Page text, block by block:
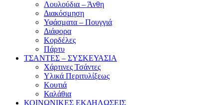
Λουλούδια – Άνθη
Διακόσμηση
Υφάσματα – Πουγγιά
Διάφορα
Κορδέλες
Πάρτυ
ΤΣΑΝΤΕΣ – ΣΥΣΚΕΥΑΣΙΑ
Χάρτινες Τσάντες
Υλικά Περιτυλίξεως
Κουτιά
Καλάθια
ΚΟΙΝΩΝΙΚΕΣ ΕΚΔΗΛΩΣΕΙΣ